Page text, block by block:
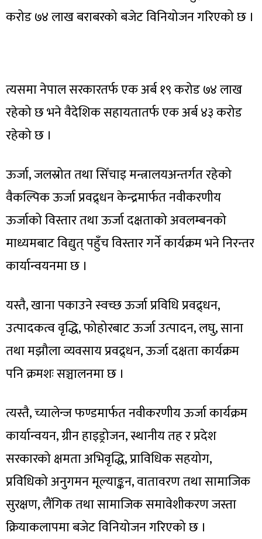
करोड ७४ लाख बराबरको बजेट विनियोजन गरिएको छ ।
त्यसमा नेपाल सरकारतर्फ एक अर्ब १९ करोड ७४ लाख
रहेको छ भने वैदेशिक सहायतातर्फ एक अर्ब ४३ करोड
रहेको छ ।
ऊर्जा, जलस्रोत तथा सिँचाइ मन्त्रालयअन्तर्गत रहेको
वैकल्पिक ऊर्जा प्रवद्र्धन केन्द्रमार्फत नवीकरणीय
ऊर्जाको विस्तार तथा ऊर्जा दक्षताको अवलम्बनको
माध्यमबाट विद्युत् पहुँच विस्तार गर्ने कार्यक्रम भने निरन्तर
कार्यान्वयनमा छ ।
यस्तै, खाना पकाउने स्वच्छ ऊर्जा प्रविधि प्रवद्र्धन,
उत्पादकत्व वृद्धि, फोहोरबाट ऊर्जा उत्पादन, लघु, साना
तथा मझौला व्यवसाय प्रवद्र्धन, ऊर्जा दक्षता कार्यक्रम
पनि क्रमशः सञ्चालनमा छ ।
त्यस्तै, च्यालेन्ज फण्डमार्फत नवीकरणीय ऊर्जा कार्यक्रम
कार्यान्वयन, ग्रीन हाइड्रोजन, स्थानीय तह र प्रदेश
सरकारको क्षमता अभिवृद्धि, प्राविधिक सहयोग,
प्रविधिको अनुगमन मूल्याङ्कन, वातावरण तथा सामाजिक
सुरक्षण, लैंगिक तथा सामाजिक समावेशीकरण जस्ता
क्रियाकलापमा बजेट विनियोजन गरिएको छ ।